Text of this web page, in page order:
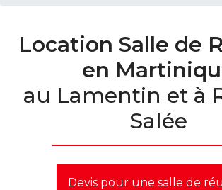
Location Salle de
en
au Lamentin et à
Salée
Devis pour une salle de